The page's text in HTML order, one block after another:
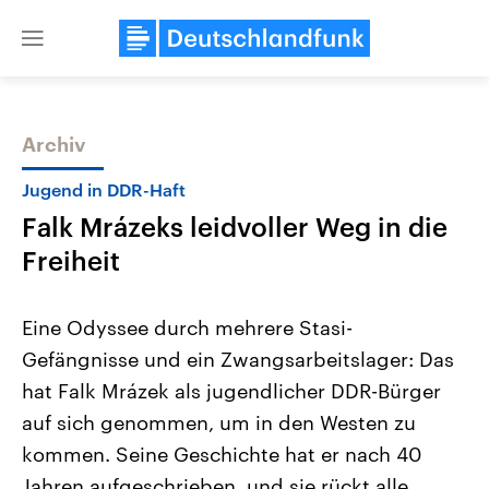
Close
Themen
Landtagswahl Sachsen-Anhalt
2026
Alle Informationen
Sachsen-Anhalt wählt am 6.
September 2026 einen neuen
Landtag. Seit 2021 wird das
Bundesland von einer Koalition aus
USA
Aktuelle Beiträge,
Hintergründe
Wirtschaftlich und
gehören die Vereinigten
den mächtigsten Ländern
mit großem Einfluss auf
Archiv
Jugend in DDR-Haft
Falk Mrázeks leidvoller Weg in die
Freiheit
Eine Odyssee durch mehrere Stasi-
Gefängnisse und ein Zwangsarbeitslager: Das
hat Falk Mrázek als jugendlicher DDR-Bürger
auf sich genommen, um in den Westen zu
kommen. Seine Geschichte hat er nach 40